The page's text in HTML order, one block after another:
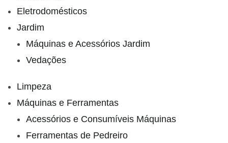
Eletrodomésticos
Jardim
Máquinas e Acessórios Jardim
Vedações
Limpeza
Máquinas e Ferramentas
Acessórios e Consumíveis Máquinas
Ferramentas de Pedreiro